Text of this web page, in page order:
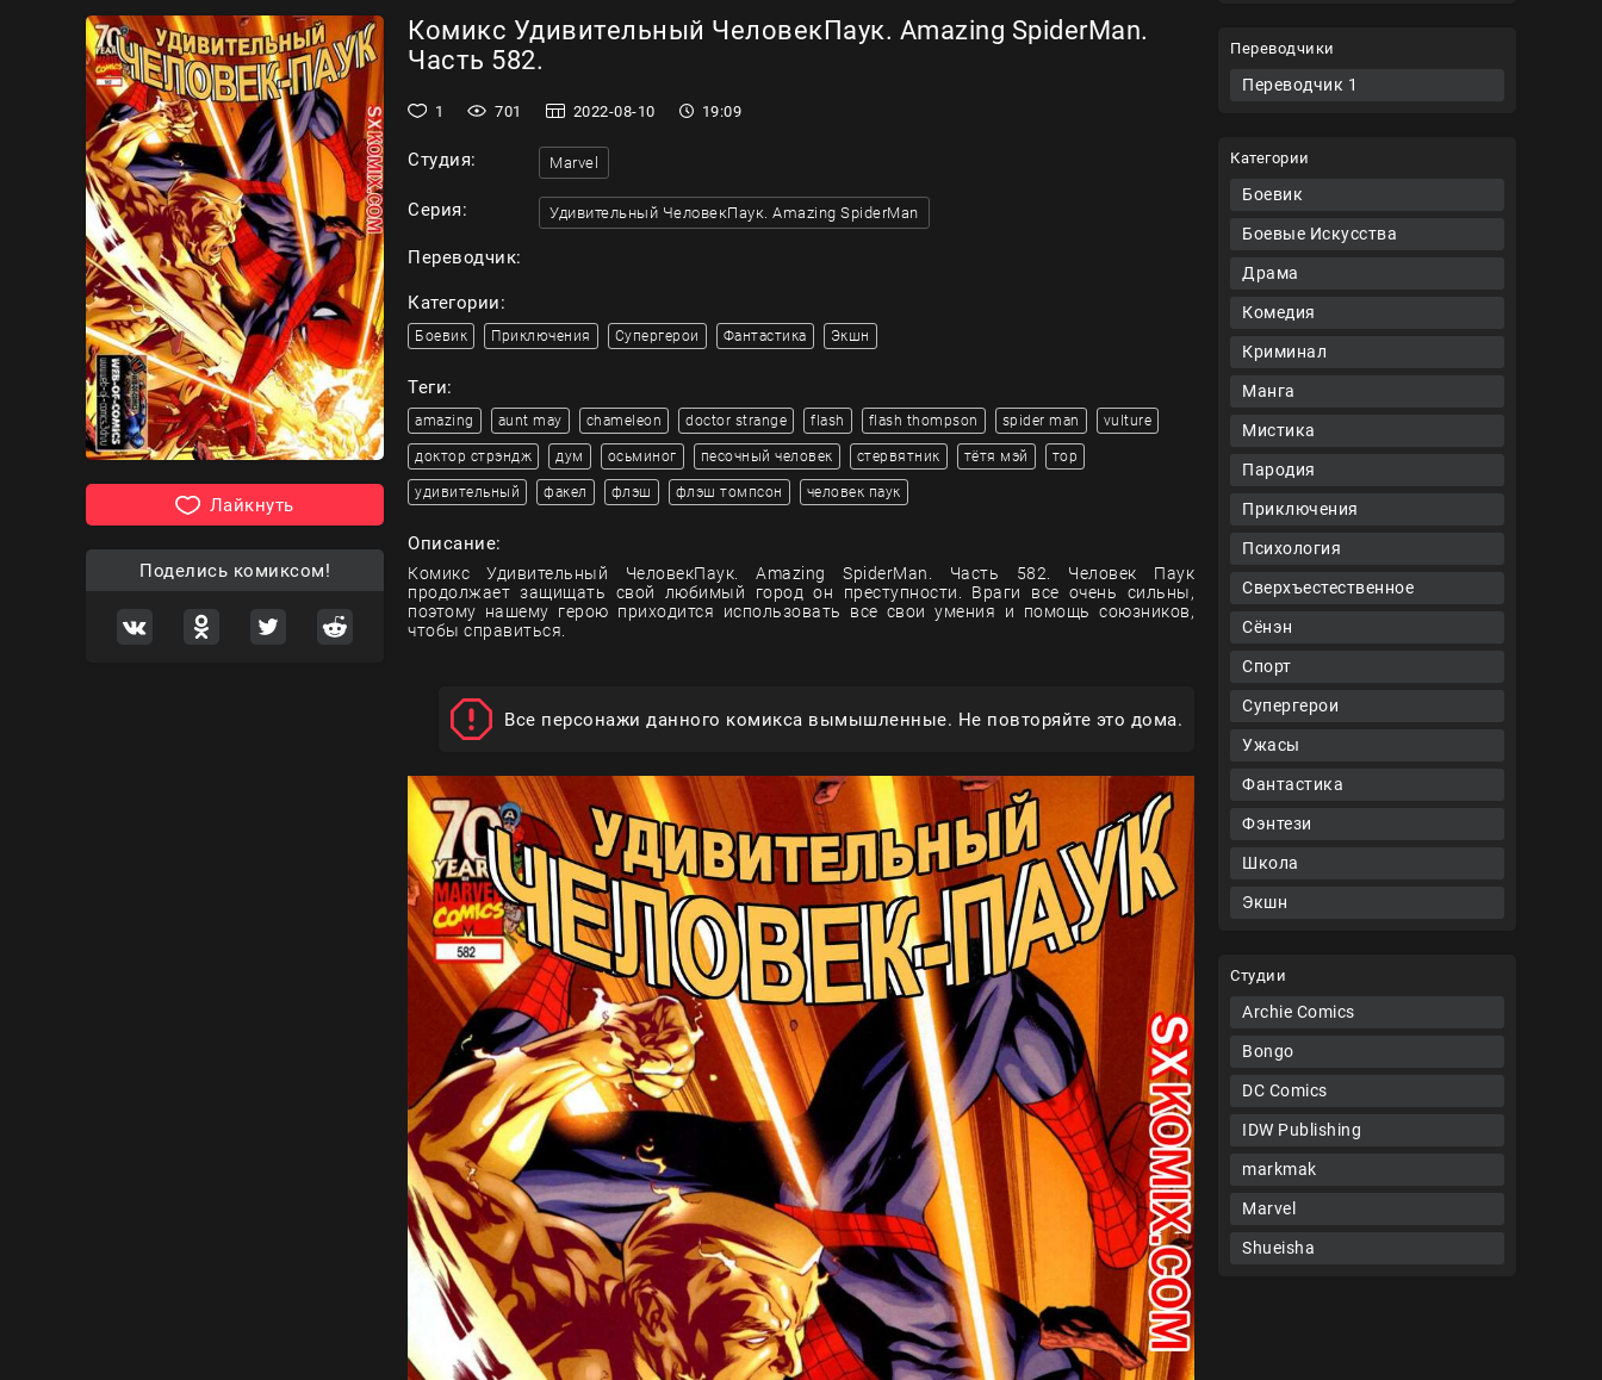
Переводчики
Переводчик 1
Категории
Боевик
Боевые Искусства
Драма
Комедия
Криминал
Манга
Мистика
Пародия
Приключения
Психология
Сверхъестественное
Сёнэн
Спорт
Супергерои
Ужасы
Фантастика
Фэнтези
Школа
Экшн
Студии
Archie Comics
Bongo
DC Comics
IDW Publishing
markmak
Marvel
Shueisha
Лайкнуть
Поделись комиксом!
Комикс Удивительный ЧеловекПаук. Amazing SpiderMan.
Часть 582.
1 701 2022-08-10 19:09
Студия: Marvel
Серия: Удивительный ЧеловекПаук. Amazing SpiderMan
Переводчик:
Категории:
Боевик Приключения Супергерои Фантастика Экшн
Теги:
amazing aunt may chameleon doctor strange flash flash thompson spider man vulture
доктор стрэндж дум осьминог песочный человек стервятник тётя мэй тор
удивительный факел флэш флэш томпсон человек паук
Описание:
Комикс Удивительный ЧеловекПаук. Amazing SpiderMan. Часть 582. Человек Паук
продолжает защищать свой любимый город он преступности. Враги все очень сильны,
поэтому нашему герою приходится использовать все свои умения и помощь союзников,
чтобы справиться.
Все персонажи данного комикса вымышленные. Не повторяйте это дома.